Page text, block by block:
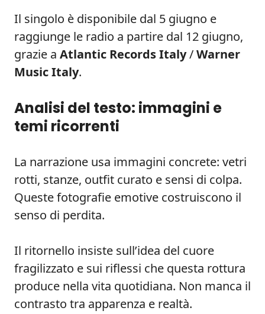
Il singolo è disponibile dal 5 giugno e
raggiunge le radio a partire dal 12 giugno,
grazie a Atlantic Records Italy/Warner
Music Italy.
Analisi del testo: immagini e
temi ricorrenti
La narrazione usa immagini concrete: vetri
rotti, stanze, outfit curato e sensi di colpa.
Queste fotografie emotive costruiscono il
senso di perdita.
Il ritornello insiste sull’idea del cuore
fragilizzato e sui riflessi che questa rottura
produce nella vita quotidiana. Non manca il
contrasto tra apparenza e realtà.